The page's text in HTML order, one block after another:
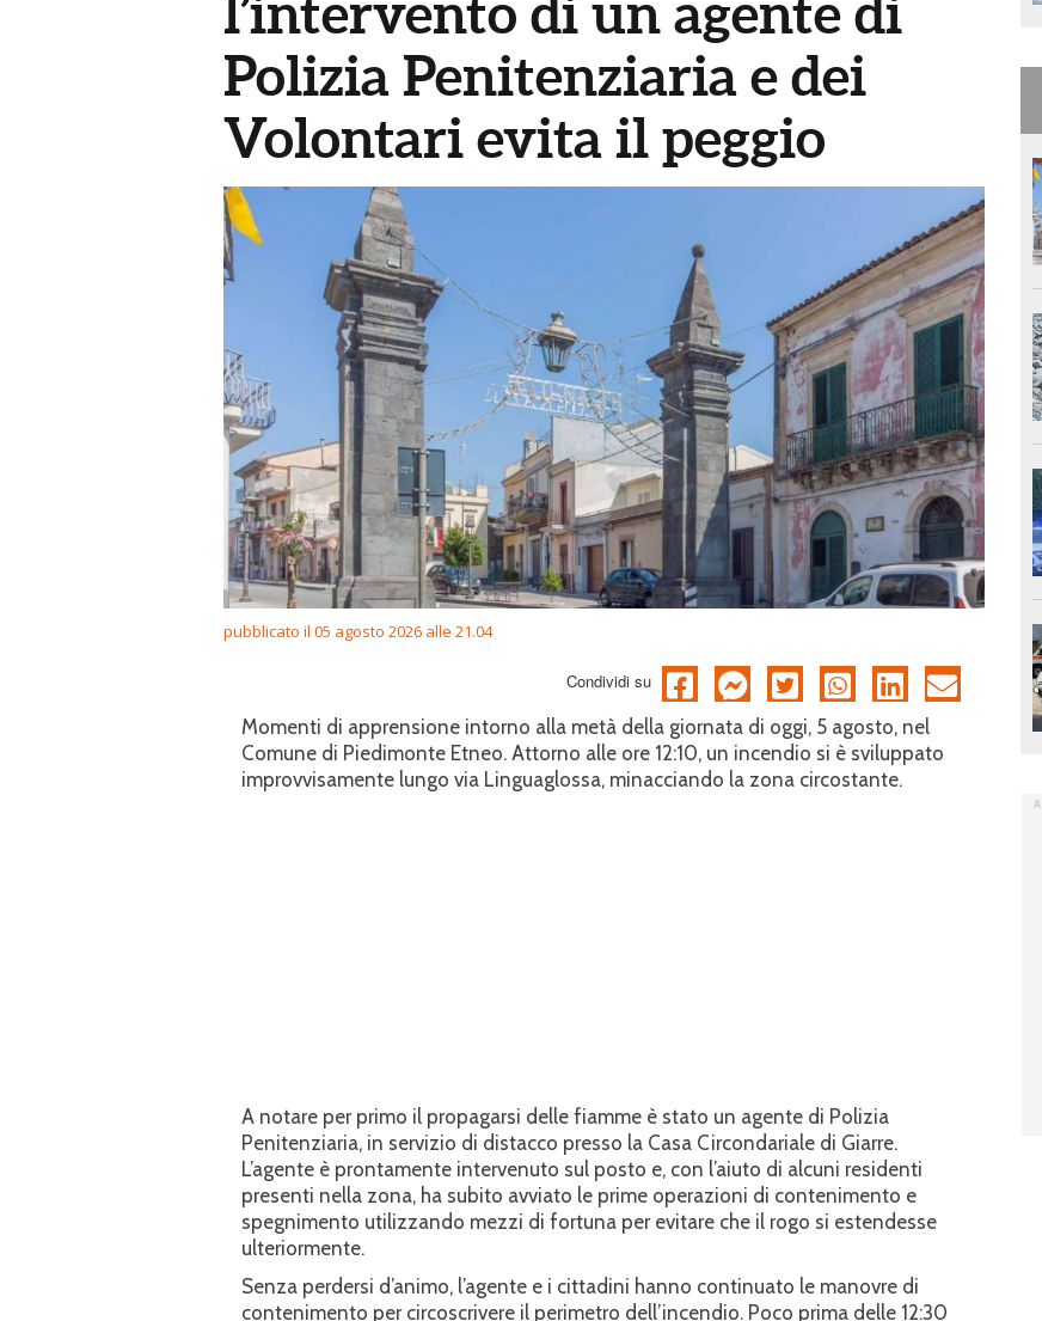
l’intervento di un agente di
Polizia Penitenziaria e dei
Volontari evita il peggio
pubblicato il 05 agosto 2026 alle 21.04
Condividi su
Momenti di apprensione intorno alla metà della giornata di oggi, 5 agosto, nel
Comune di Piedimonte Etneo. Attorno alle ore 12:10, un incendio si è sviluppato
improvvisamente lungo via Linguaglossa, minacciando la zona circostante.
​A notare per primo il propagarsi delle fiamme è stato un agente di Polizia
Penitenziaria, in servizio di distacco presso la Casa Circondariale di Giarre.
L’agente è prontamente intervenuto sul posto e, con l’aiuto di alcuni residenti
presenti nella zona, ha subito avviato le prime operazioni di contenimento e
spegnimento utilizzando mezzi di fortuna per evitare che il rogo si estendesse
ulteriormente.
​Senza perdersi d’animo, l’agente e i cittadini hanno continuato le manovre di
contenimento per circoscrivere il perimetro dell’incendio. Poco prima delle 12:30